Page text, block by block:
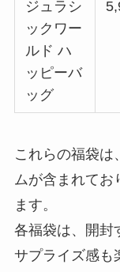
ジュラシ
ックワー
ルド ハ
ッピーバ
ッグ
これらの福袋は
ムが含まれてお
ます。
各福袋は、開封
サプライズ感も